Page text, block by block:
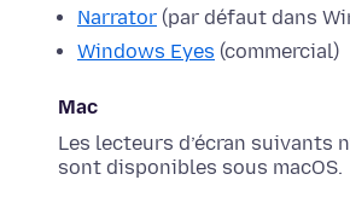
Narrator (par défaut dans
Windows Eyes (commercial)
Mac
Les lecteurs d’écran suivants
sont disponibles sous macOS.